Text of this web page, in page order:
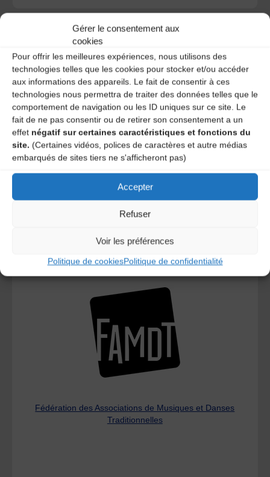
Gérer le consentement aux
cookies
Pour offrir les meilleures expériences, nous utilisons des
technologies telles que les cookies pour stocker et/ou accéder
aux informations des appareils. Le fait de consentir à ces
technologies nous permettra de traiter des données telles que le
comportement de navigation ou les ID uniques sur ce site. Le
fait de ne pas consentir ou de retirer son consentement a un
effet négatif sur certaines caractéristiques et fonctions du
site. (Certaines vidéos, polices de caractères et autre médias
embarqués de sites tiers ne s'afficheront pas)
Accepter
Refuser
Voir les préférences
Politique de cookiesPolitique de confidentialité
A DECOUVRIR :
L’AMTA EST MEMBRE DE LA
Fédération des Associations de Musiques et Danses
Traditionnelles